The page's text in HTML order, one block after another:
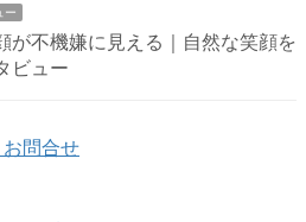
ー
が不機嫌に見える｜自然な笑顔を
ビュー
お問合せ